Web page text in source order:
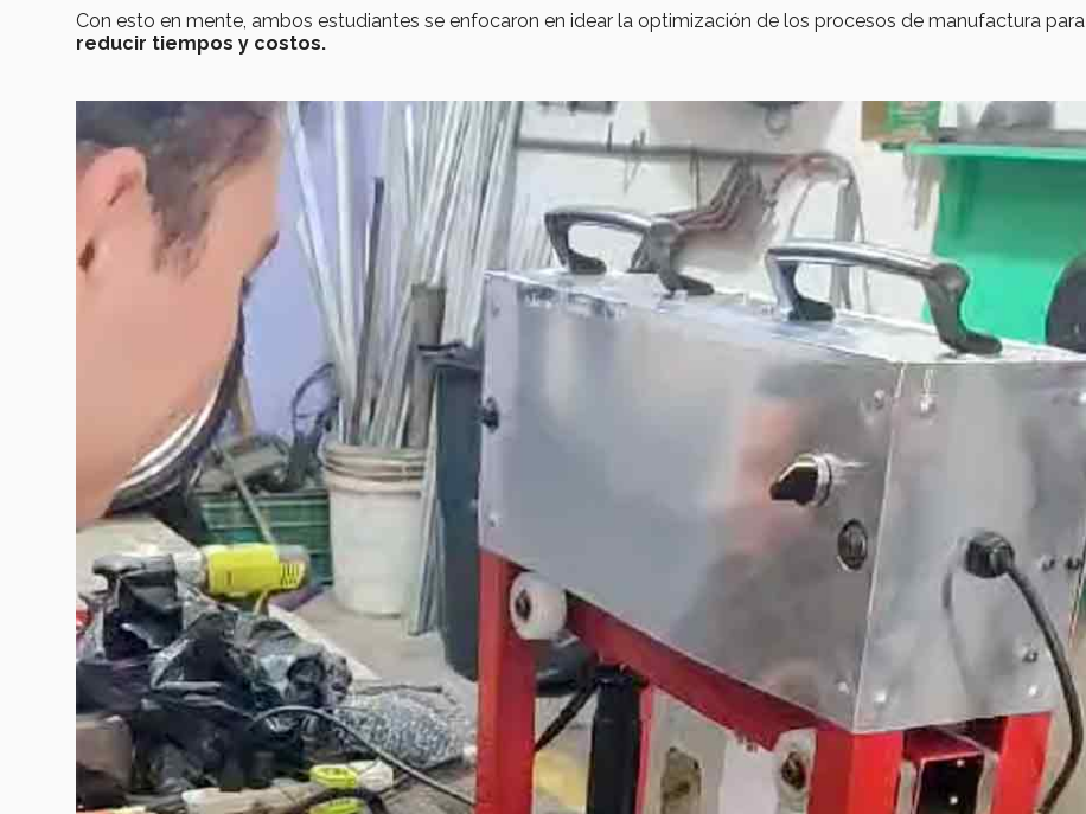
Con esto en mente, ambos estudiantes se enfocaron en idear la optimización de los procesos de manufactura para
reducir tiempos y costos.